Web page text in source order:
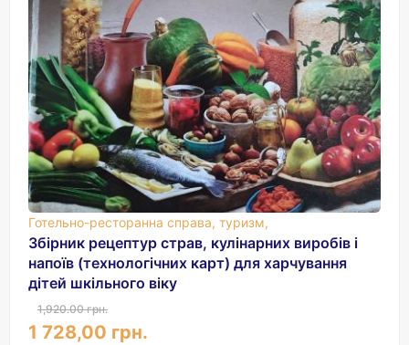
Готельно-ресторанна справа, туризм,
Збірник рецептур страв, кулінарних виробів і
напоїв (технологічних карт) для харчування
дітей шкільного віку
1,920.00 грн.
1 728,00 грн.